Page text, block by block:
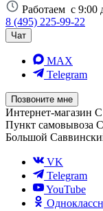
Работаем с 9:00
8 (495) 225-99-22
Чат
MAX
Telegram
Позвоните мне
Интернет-магазин С
Пункт самовывоза
Большой
VK
Telegram
YouTube